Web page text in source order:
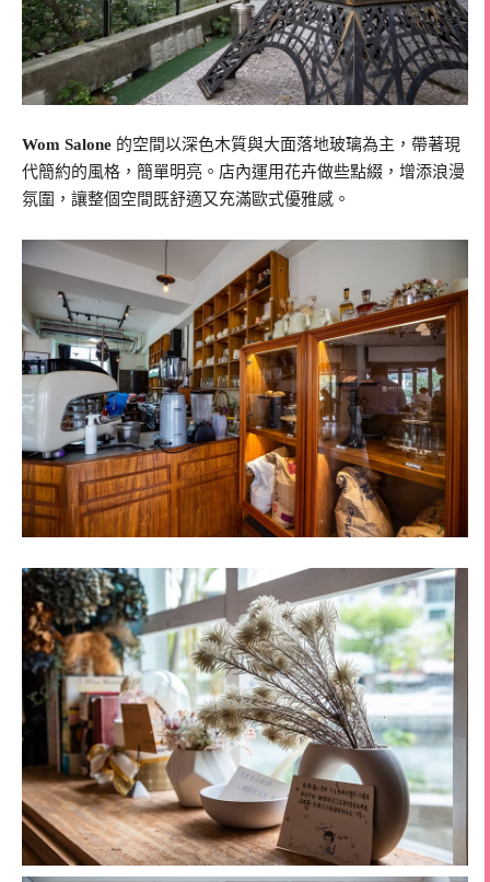
Wom Salone 的空間以深色木質與大面落地玻璃為主，帶著現
代簡約的風格，簡單明亮。店內運用花卉做些點綴，增添浪漫
氛圍，讓整個空間既舒適又充滿歐式優雅感。